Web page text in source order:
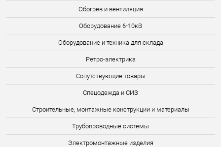
Обогрев и вентиляция
Оборудование 6-10кВ
Оборудование и техника для склада
Ретро-электрика
Сопутствующие товары
Спецодежда и СИЗ
Строительные, монтажные конструкции и материалы
Трубопроводные системы
Электромонтажные изделия